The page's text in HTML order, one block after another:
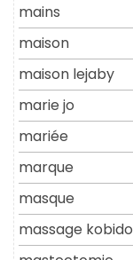
mains
maison
maison lejaby
marie jo
mariée
marque
masque
massage kobido